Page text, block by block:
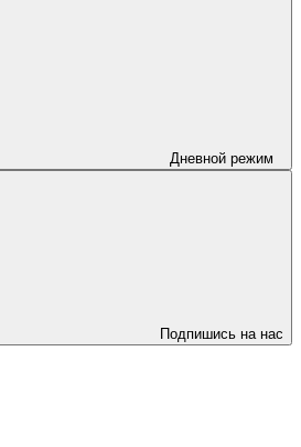
Дневной режим
Подпишись на нас